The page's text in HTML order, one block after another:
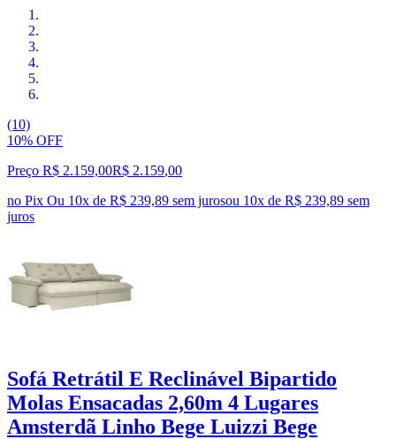
(10)
10% OFF
Preço R$ 2.159,00R$ 2.159,00
no Pix Ou 10x de R$ 239,89 sem jurosou 10x de R$ 239,89 sem
juros
Sofá Retrátil E Reclinável Bipartido
Molas Ensacadas 2,60m 4 Lugares
Amsterdã Linho Bege Luizzi Bege